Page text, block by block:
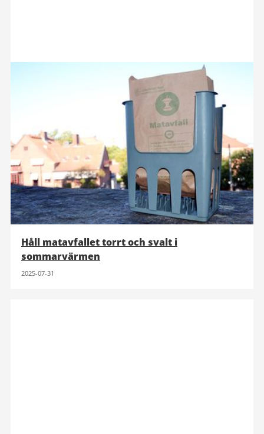
Håll matavfallet torrt och svalt i
sommarvärmen
2025-07-31